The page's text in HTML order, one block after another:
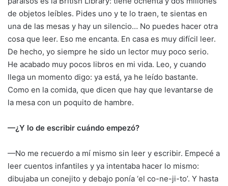
de objetos leíbles. Pides uno y te lo traen, te sientas en
una de las mesas y hay un silencio… No puedes hacer otra
cosa que leer. Eso me encanta. En casa es muy difícil leer.
De hecho, yo siempre he sido un lector muy poco serio.
He acabado muy pocos libros en mi vida. Leo, y cuando
llega un momento digo: ya está, ya he leído bastante.
Como en la comida, que dicen que hay que levantarse de
la mesa con un poquito de hambre.
—¿Y lo de escribir cuándo empezó?
—No me recuerdo a mí mismo sin leer y escribir. Empecé a
leer cuentos infantiles y ya intentaba hacer lo mismo:
dibujaba un conejito y debajo ponía ‘el co-ne-ji-to’. Y hasta